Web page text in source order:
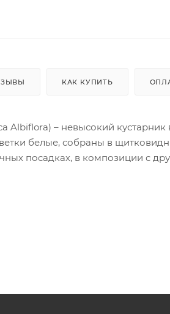
КАК КУПИТЬ
Albiflora) – невысокий
белые, собраны в
посадках, в композиции с